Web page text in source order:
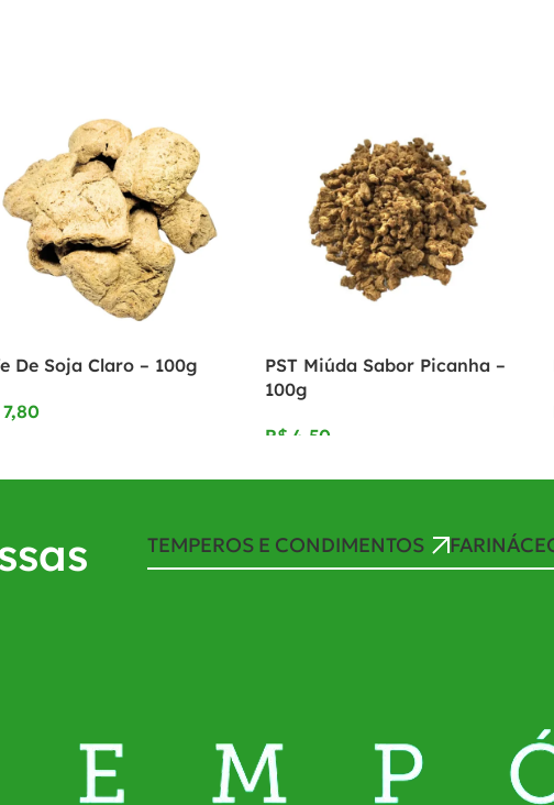
De Soja Claro – 100g
PST Miúda Sabor Picanha –
100g
R$
TEMPEROS E CONDIMENTOS